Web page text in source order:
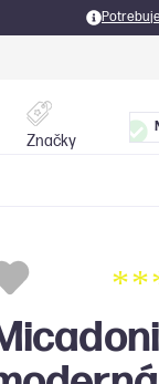
Doplnky
Značky